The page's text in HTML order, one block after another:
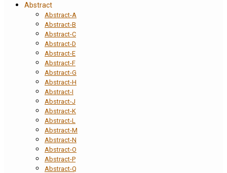
Abstract
Abstract-A
Abstract-B
Abstract-C
Abstract-D
Abstract-E
Abstract-F
Abstract-G
Abstract-H
Abstract-I
Abstract-J
Abstract-K
Abstract-L
Abstract-M
Abstract-N
Abstract-O
Abstract-P
Abstract-Q